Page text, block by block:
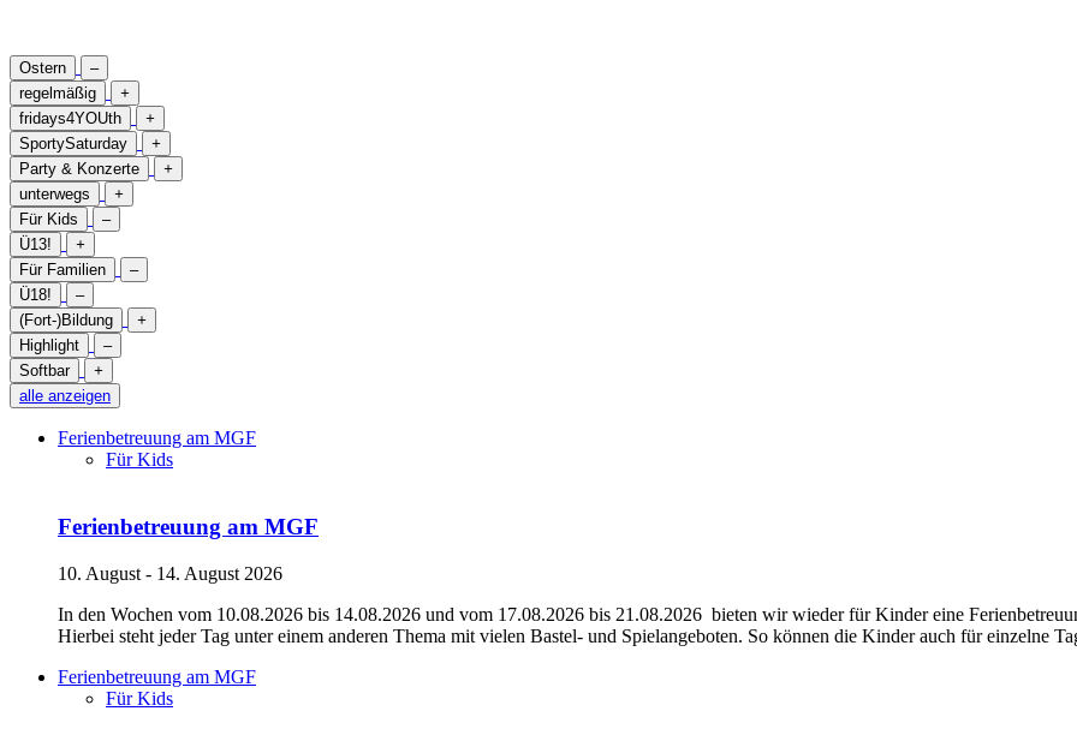
Ostern
–
regelmäßig
+
fridays4YOUth
+
SportySaturday
+
Party & Konzerte
+
unterwegs
+
Für Kids
–
Ü13!
+
Für Familien
–
Ü18!
–
(Fort-)Bildung
+
Highlight
–
Softbar
+
alle anzeigen
Ferienbetreuung am MGF
Für Kids
Ferienbetreuung am MGF
10. August - 14. August 2026
In den Wochen vom 10.08.2026 bis 14.08.2026 und vom 17.08.2026 bis 21.08.2026 bieten wir wieder für Kinder eine
Hierbei steht jeder Tag unter einem anderen Thema mit vielen Bastel- und Spielangeboten. So können die Kinder auch für einzelne
Ferienbetreuung am MGF
Für Kids